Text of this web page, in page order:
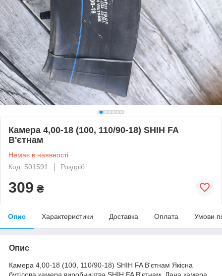
Камера 4,00-18 (100, 110/90-18) SHIH FA
В'єтнам
Немає в наявності
Код: 501591
Роздріб
309 ₴
Опис Характеристики Доставка Оплата Умови
Опис
Камера 4,00-18 (100, 110/90-18) SHIH FA В'єтнам Якісна
бутілова камера виробництва SHIH FA В'єтнам. Дана камера